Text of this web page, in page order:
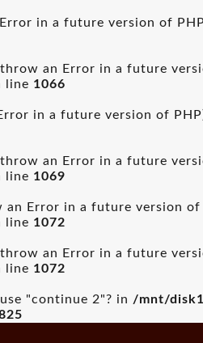
in a future version of
an Error in a future
line 1066
in a future version of
an Error in a future
line 1069
Error in a future version of
line 1072
an Error in a future
line 1072
"continue 2"? in /mnt/